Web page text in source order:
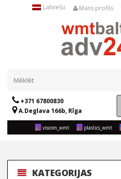
Latviešu Mans profils
+371 67800830
A.Deglava 166b, Rīga
viscom_wmt plastics_wmt
KATEGORIJAS